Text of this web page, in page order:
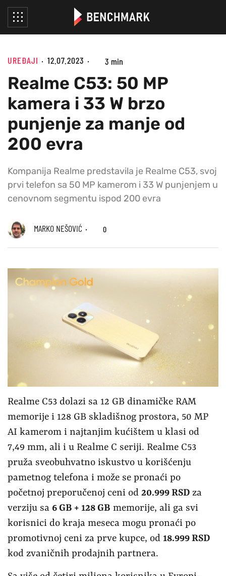
UREĐAJI 12.07.2023 3 min
Realme C53: 50 MP
kamera i 33 W brzo
punjenje za manje od
200 evra
Kompanija Realme predstavila je Realme C53, svoj
prvi telefon sa 50 MP kamerom i 33 W punjenjem u
cenovnom segmentu ispod 200 evra
MARKO NEŠOVIĆ 0
Realme C53 dolazi sa 12 GB dinamičke RAM
memorije i 128 GB skladišnog prostora, 50 MP
AI kamerom i najtanjim kućištem u klasi od
7,49 mm, ali i u Realme C seriji. Realme C53
pruža sveobuhvatno iskustvo u korišćenju
pametnog telefona i može se pronaći po
početnoj preporučenoj ceni od 20.999 RSD za
verziju sa 6 GB + 128 GB memorije, ali ga svi
korisnici do kraja meseca mogu pronaći po
promotivnoj ceni za prve kupce, od 18.999 RSD
kod zvaničnih prodajnih partnera.